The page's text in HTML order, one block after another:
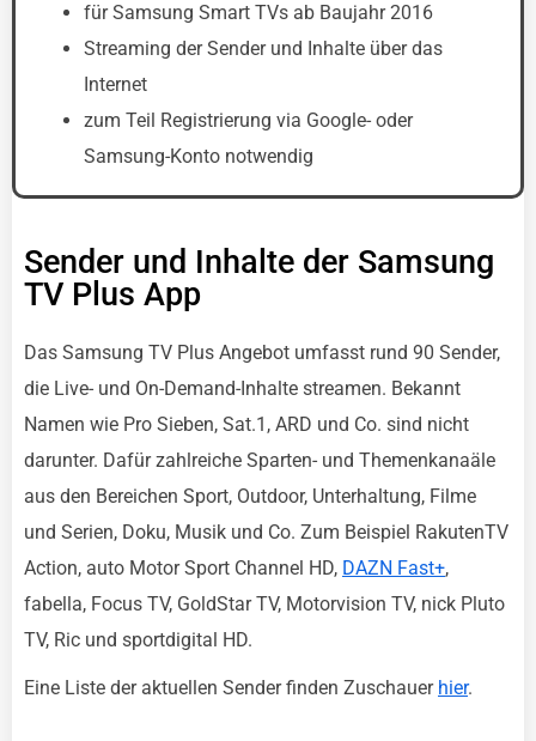
für Samsung Smart TVs ab Baujahr 2016
Streaming der Sender und Inhalte über das
Internet
zum Teil Registrierung via Google- oder
Samsung-Konto notwendig
Sender und Inhalte der Samsung
TV Plus App
Das Samsung TV Plus Angebot umfasst rund 90 Sender,
die Live- und On-Demand-Inhalte streamen. Bekannt
Namen wie Pro Sieben, Sat.1, ARD und Co. sind nicht
darunter. Dafür zahlreiche Sparten- und Themenkanaäle
aus den Bereichen Sport, Outdoor, Unterhaltung, Filme
und Serien, Doku, Musik und Co. Zum Beispiel RakutenTV
Action, auto Motor Sport Channel HD, DAZN Fast+,
fabella, Focus TV, GoldStar TV, Motorvision TV, nick Pluto
TV, Ric und sportdigital HD.
Eine Liste der aktuellen Sender finden Zuschauer hier.